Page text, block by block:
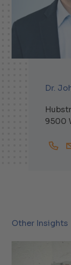
Dr.
9500
Other Insights